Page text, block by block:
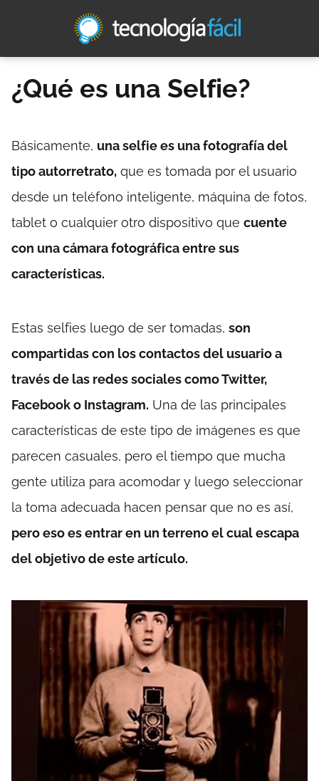
¿Qué es una Selfie?
Básicamente, una selfie es una fotografía del
tipo autorretrato, que es tomada por el usuario
desde un teléfono inteligente, máquina de fotos,
tablet o cualquier otro dispositivo que cuente
con una cámara fotográfica entre sus
características.
Estas selfies luego de ser tomadas, son
compartidas con los contactos del usuario a
través de las redes sociales como Twitter,
Facebook o Instagram. Una de las principales
características de este tipo de imágenes es que
parecen casuales, pero el tiempo que mucha
gente utiliza para acomodar y luego seleccionar
la toma adecuada hacen pensar que no es así,
pero eso es entrar en un terreno el cual escapa
del objetivo de este artículo.